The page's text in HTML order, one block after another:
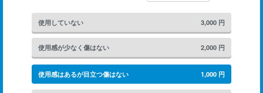
使用していない 3,000 円
使用感が少なく傷はない 2,000 円
使用感はあるが目立つ傷はない 1,000 円